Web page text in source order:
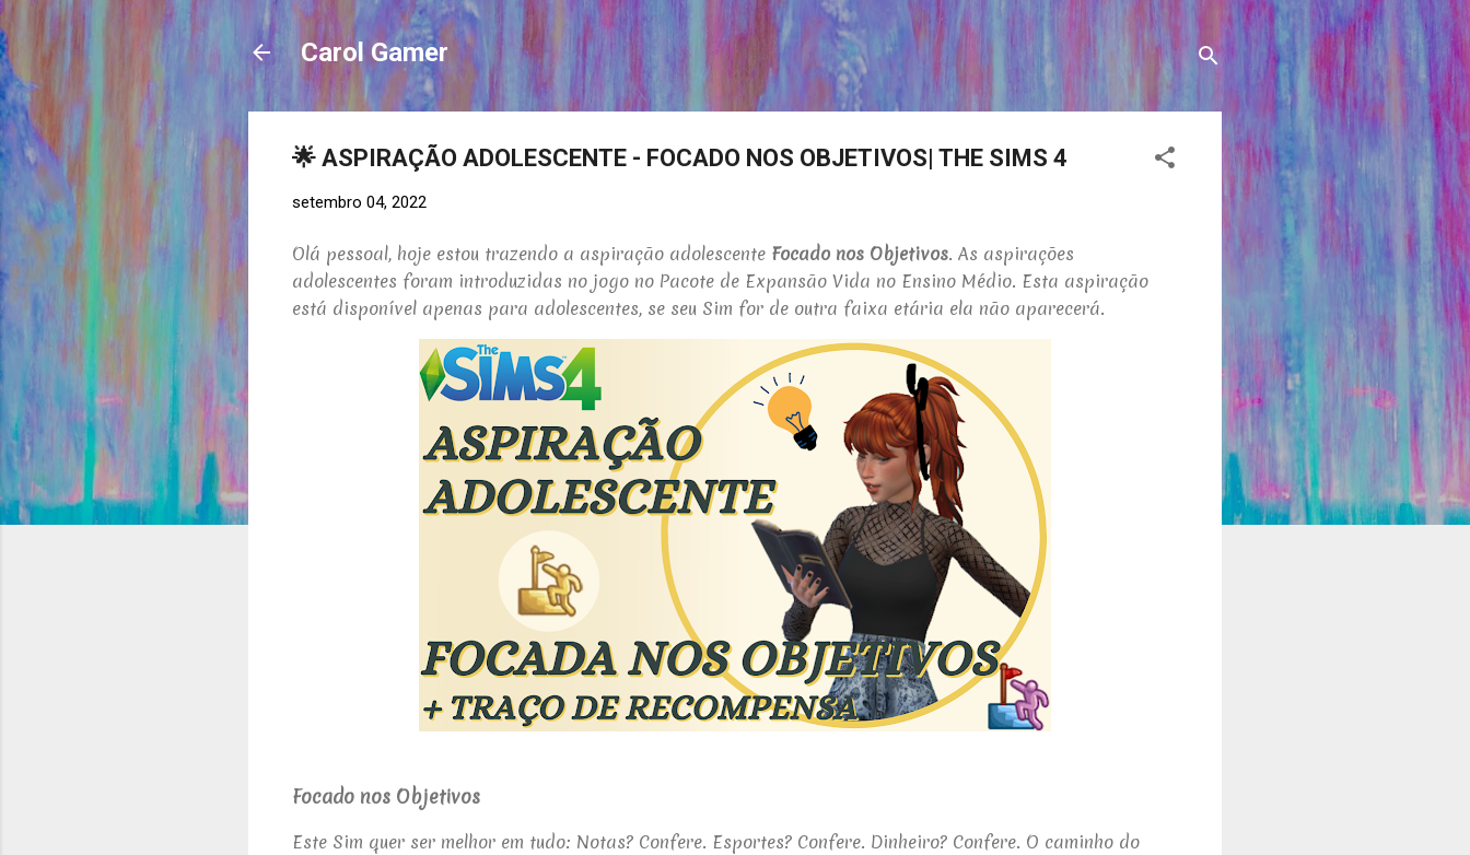
Pular para o conteúdo principal
Carol Gamer
🌟 ASPIRAÇÃO ADOLESCENTE - FOCADO NOS OBJETIVOS| THE SIMS 4
setembro 04, 2022
Olá pessoal, hoje estou trazendo a aspiração adolescente Focado nos Objetivos. As aspirações
adolescentes foram introduzidas no jogo no Pacote de Expansão Vida no Ensino Médio. Esta aspiração
está disponível apenas para adolescentes, se seu Sim for de outra faixa etária ela não aparecerá.
Focado nos Objetivos
Este Sim quer ser melhor em tudo: Notas? Confere. Esportes? Confere. Dinheiro? Confere. O caminho do